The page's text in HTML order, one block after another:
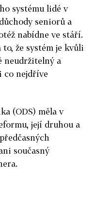
systému lidé v
seniorů a
nabídne ve stáří.
že systém je kvůli
neudržitelný a
co nejdříve
(ODS) měla v
její druhou a
současný